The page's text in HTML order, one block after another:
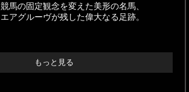
競馬の固定観念を変えた美形の名馬、
エアグルーヴが残した偉大なる足跡。
もっと見る